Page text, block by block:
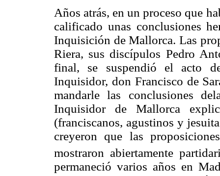
Años atrás, en un proceso que
calificado unas conclusiones
Inquisición de Mallorca. Las
Riera, sus discípulos Pedro
final, se suspendió el acto
Inquisidor, don Francisco de
mandarle las conclusiones
Inquisidor de Mallorca
(franciscanos, agustinos y
creyeron que las
mostraron abiertamente
permaneció varios años en